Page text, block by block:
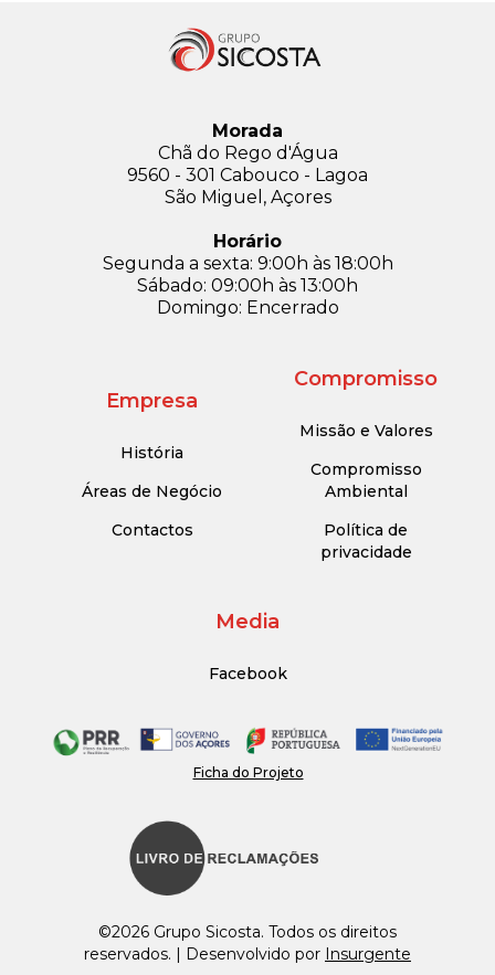
Morada
Chã do Rego d'Água
9560 - 301 Cabouco - Lagoa
São Miguel, Açores
Horário
Segunda a sexta: 9:00h às 18:00h
Sábado: 09:00h às 13:00h
Domingo: Encerrado
Empresa
História
Áreas de Negócio
Contactos
Compromisso
Missão e Valores
Compromisso
Ambiental
Política de
privacidade
Media
Facebook
Ficha do Projeto
©2026 Grupo Sicosta. Todos os direitos
reservados. | Desenvolvido por Insurgente